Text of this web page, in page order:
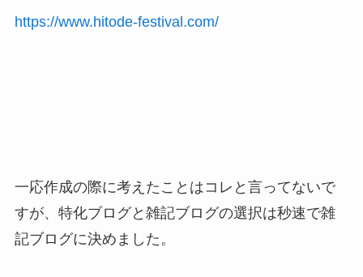
https://www.hitode-festival.com/
一応作成の際に考えたことはコレと言ってないで
すが、特化ブログと雑記ブログの選択は秒速で雑
記ブログに決めました。